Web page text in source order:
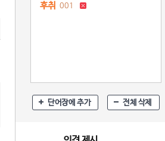
후취 001
단어장에 추가 전체 삭제